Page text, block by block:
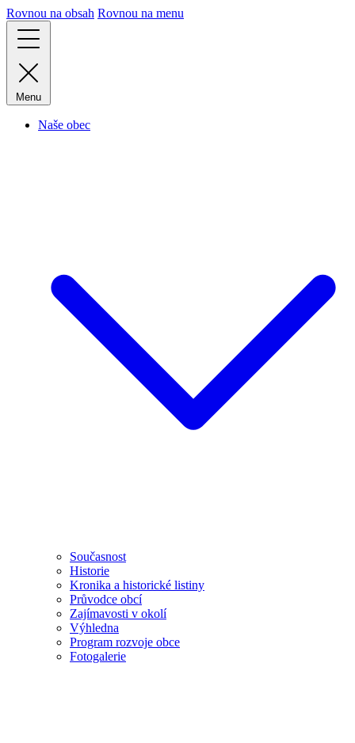
Rovnou na obsah Rovnou na menu
Menu
Naše obec
Současnost
Historie
Kronika a historické listiny
Průvodce obcí
Zajímavosti v okolí
Výhledna
Program rozvoje obce
Fotogalerie